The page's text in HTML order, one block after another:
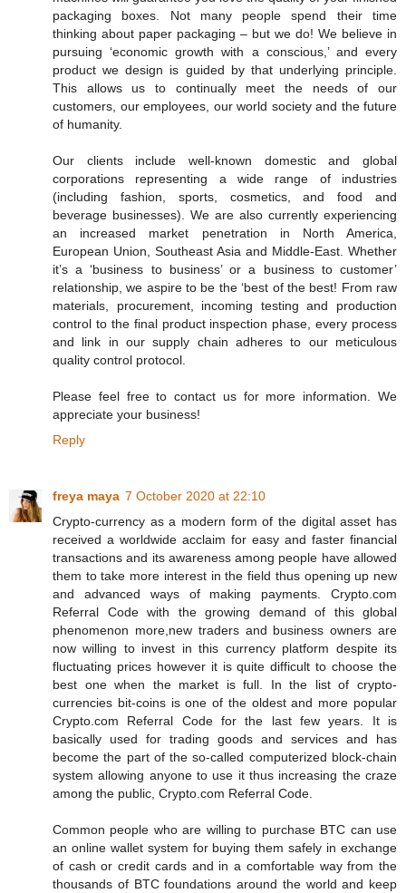
packaging boxes. Not many people spend their time
thinking about paper packaging – but we do! We believe in
pursuing ‘economic growth with a conscious,’ and every
product we design is guided by that underlying principle.
This allows us to continually meet the needs of our
customers, our employees, our world society and the future
of humanity.
Our clients include well-known domestic and global
corporations representing a wide range of industries
(including fashion, sports, cosmetics, and food and
beverage businesses). We are also currently experiencing
an increased market penetration in North America,
European Union, Southeast Asia and Middle-East. Whether
it’s a ‘business to business’ or a business to customer’
relationship, we aspire to be the ‘best of the best! From raw
materials, procurement, incoming testing and production
control to the final product inspection phase, every process
and link in our supply chain adheres to our meticulous
quality control protocol.
Please feel free to contact us for more information. We
appreciate your business!
Reply
freya maya 7 October 2020 at 22:10
Crypto-currency as a modern form of the digital asset has
received a worldwide acclaim for easy and faster financial
transactions and its awareness among people have allowed
them to take more interest in the field thus opening up new
and advanced ways of making payments. Crypto.com
Referral Code with the growing demand of this global
phenomenon more,new traders and business owners are
now willing to invest in this currency platform despite its
fluctuating prices however it is quite difficult to choose the
best one when the market is full. In the list of crypto-
currencies bit-coins is one of the oldest and more popular
Crypto.com Referral Code for the last few years. It is
basically used for trading goods and services and has
become the part of the so-called computerized block-chain
system allowing anyone to use it thus increasing the craze
among the public, Crypto.com Referral Code.
Common people who are willing to purchase BTC can use
an online wallet system for buying them safely in exchange
of cash or credit cards and in a comfortable way from the
thousands of BTC foundations around the world and keep